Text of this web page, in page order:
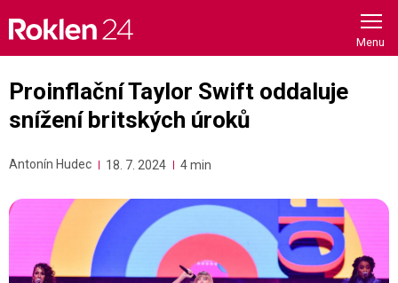
content
Proinflační Taylor Swift oddaluje
snížení britských úroků
Antonín Hudec 18. 7. 2024 4 min